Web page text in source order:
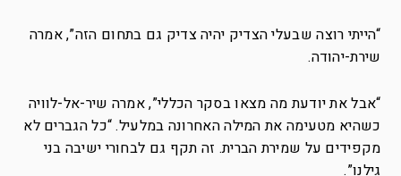
“הייתי רוצה שבעלי הצדיק יהיה צדיק גם בתחום הזה”, אמרה
שירת-יהודה.
“אבל את יודעת מה מצאו בסקר הכללי”, אמרה שיר-אל-לוויה
כשהיא מטעימה את המילה האחרונה במלעיל. “כל הגברים לא
מקפידים על שמירת הברית. זה תקף גם לבחורי ישיבה בני
גילנו”.